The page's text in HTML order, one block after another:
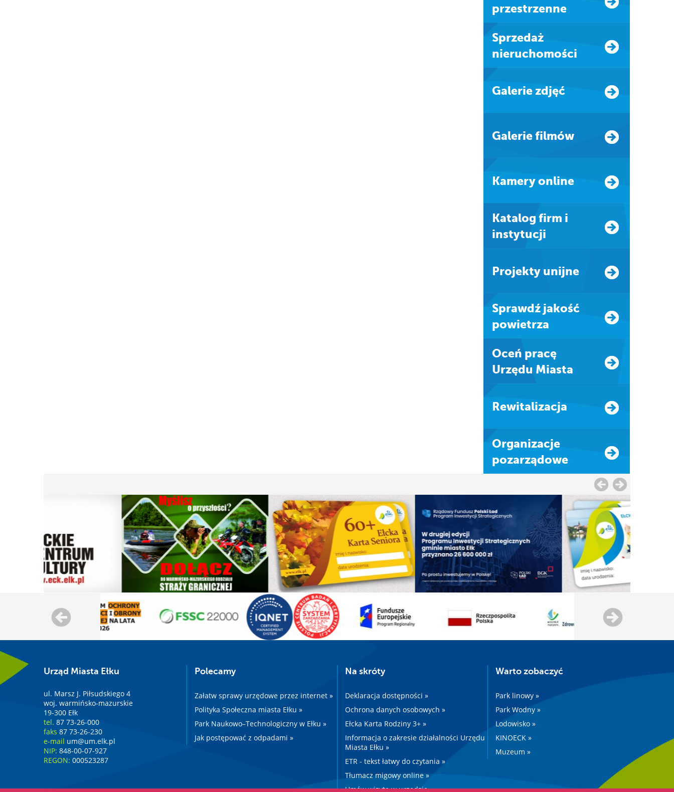
przestrzenne
Sprzedaż
nieruchomości
Galerie zdjęć
Galerie filmów
Kamery online
Katalog firm i
instytucji
Projekty unijne
Sprawdź jakość
powietrza
Oceń pracę
Urzędu Miasta
Rewitalizacja
Organizacje
pozarządowe
Urząd Miasta Ełku
ul. Marsz J. Piłsudskiego 4
woj. warmińsko-mazurskie
19-300 Ełk
tel. 87 73-26-000
faks 87 73-26-230
e-mail um@um.elk.pl
NIP: 848-00-07-927
REGON: 000523287
Polecamy
Załatw sprawy urzędowe przez internet »
Polityka Społeczna miasta Ełku »
Park Naukowo–Technologiczny w Ełku »
Jak postępować z odpadami »
Na skróty
Deklaracja dostępności »
Ochrona danych osobowych »
Ełcka Karta Rodziny 3+ »
Informacja o zakresie działalności Urzędu
Miasta Ełku »
ETR - tekst łatwy do czytania »
Tłumacz migowy online »
Umów wizytę w urzędzie »
Warto zobaczyć
Park linowy »
Park Wodny »
Lodowisko »
KINOECK »
Muzeum »